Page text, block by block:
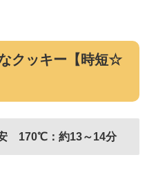
クッキー【時短☆
170℃：約13～14分